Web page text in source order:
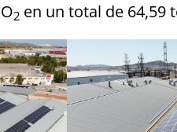
2 en un total de 64,59